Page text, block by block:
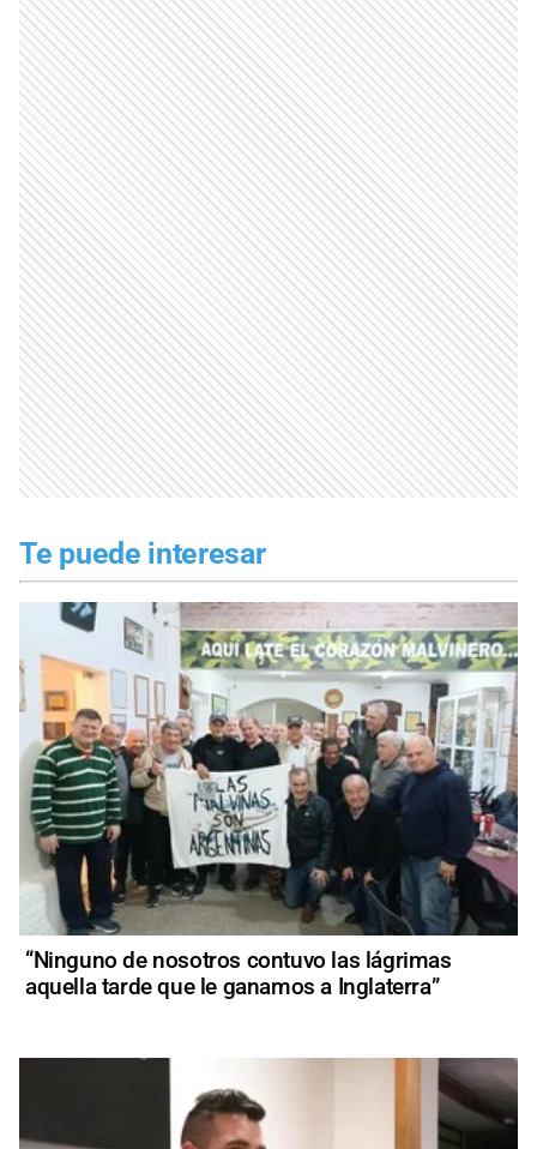
Te puede interesar
“Ninguno de nosotros contuvo las lágrimas
aquella tarde que le ganamos a Inglaterra”